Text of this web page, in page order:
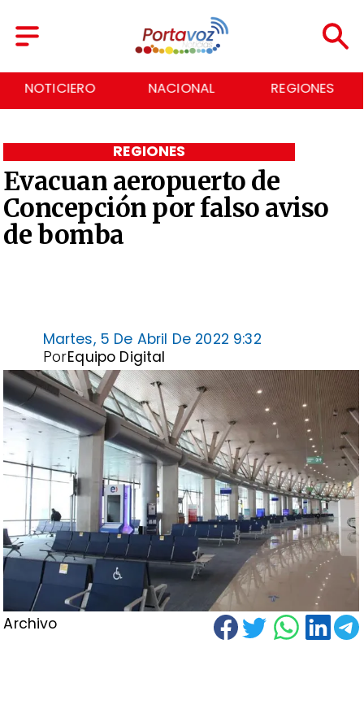
NOTICIERO NACIONAL REGIONES
Evacuan aeropuerto de
Concepción por falso aviso
de bomba
REGIONES
Martes, 5 De Abril De 2022 9:32
Equipo Digital
Por
Archivo